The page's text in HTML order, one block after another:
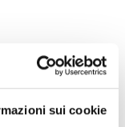
sui cookie